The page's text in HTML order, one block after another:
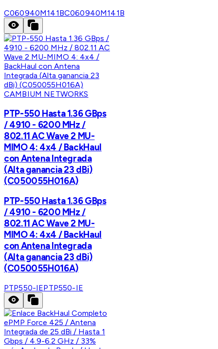
C060940M141BC060940M141B
CAMBIUM NETWORKS
PTP-550 Hasta 1.36 GBps
/ 4910 - 6200 MHz /
802.11 AC Wave 2 MU-
MIMO 4: 4x4 / BackHaul
con Antena Integrada
(Alta ganancia 23 dBi)
(C050055H016A)
PTP-550 Hasta 1.36 GBps
/ 4910 - 6200 MHz /
802.11 AC Wave 2 MU-
MIMO 4: 4x4 / BackHaul
con Antena Integrada
(Alta ganancia 23 dBi)
(C050055H016A)
PTP550-IEPTP550-IE